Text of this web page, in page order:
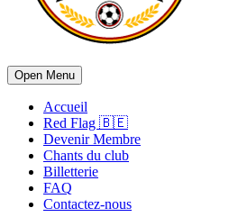
Open Menu
Accueil
Red Flag 🇧🇪
Devenir Membre
Chants du club
Billetterie
FAQ
Contactez-nous